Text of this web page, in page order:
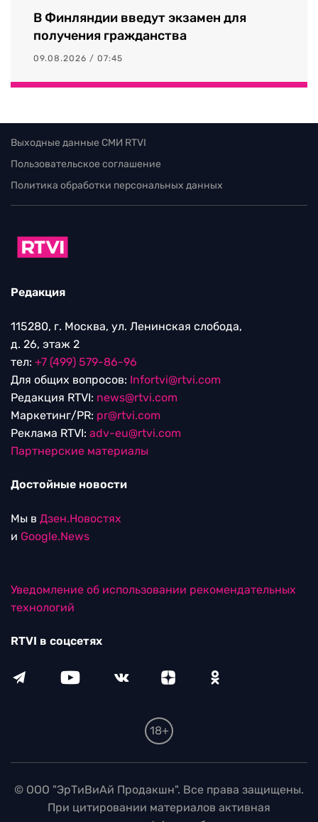
В Финляндии введут экзамен для
получения гражданства
09.08.2026 / 07:45
Выходные данные СМИ RTVI
Пользовательское соглашение
Политика обработки персональных данных
Редакция
115280, г. Москва, ул. Ленинская слобода,
д. 26, этаж 2
тел: +7 (499) 579-86-96
Для общих вопросов: Infortvi@rtvi.com
Редакция RTVI: news@rtvi.com
Маркетинг/PR: pr@rtvi.com
Реклама RTVI: adv-eu@rtvi.com
Партнерские материалы
Достойные новости
Мы в Дзен.Новостях
и Google.News
Уведомление об использовании рекомендательных
технологий
RTVI в соцсетях
18+
© ООО "ЭрТиВиАй Продакшн". Все права защищены.
При цитировании материалов активная